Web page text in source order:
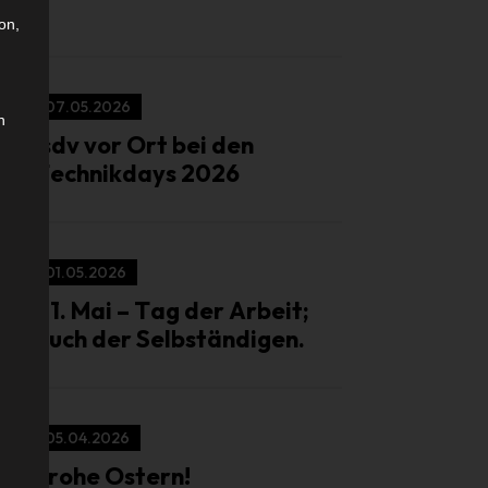
07.05.2026
isdv vor Ort bei den
Technikdays 2026
01.05.2026
01. Mai – Tag der Arbeit;
auch der Selbständigen.
05.04.2026
Frohe Ostern!